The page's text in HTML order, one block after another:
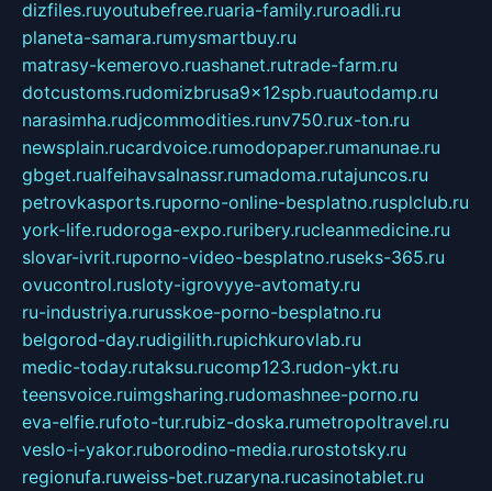
dizfiles.ruyoutubefree.ruaria-family.ruroadli.ru
planeta-samara.rumysmartbuy.ru
matrasy-kemerovo.ruashanet.rutrade-farm.ru
dotcustoms.rudomizbrusa9x12spb.ruautodamp.ru
narasimha.rudjcommodities.runv750.rux-ton.ru
newsplain.rucardvoice.rumodopaper.rumanunae.ru
gbget.rualfeihavsalnassr.rumadoma.rutajuncos.ru
petrovkasports.ruporno-online-besplatno.rusplclub.ru
york-life.rudoroga-expo.ruribery.rucleanmedicine.ru
slovar-ivrit.ruporno-video-besplatno.ruseks-365.ru
ovucontrol.rusloty-igrovyye-avtomaty.ru
ru-industriya.rurusskoe-porno-besplatno.ru
belgorod-day.rudigilith.rupichkurovlab.ru
medic-today.rutaksu.rucomp123.rudon-ykt.ru
teensvoice.ruimgsharing.rudomashnee-porno.ru
eva-elfie.rufoto-tur.rubiz-doska.rumetropoltravel.ru
veslo-i-yakor.ruborodino-media.rurostotsky.ru
regionufa.ruweiss-bet.ruzaryna.rucasinotablet.ru